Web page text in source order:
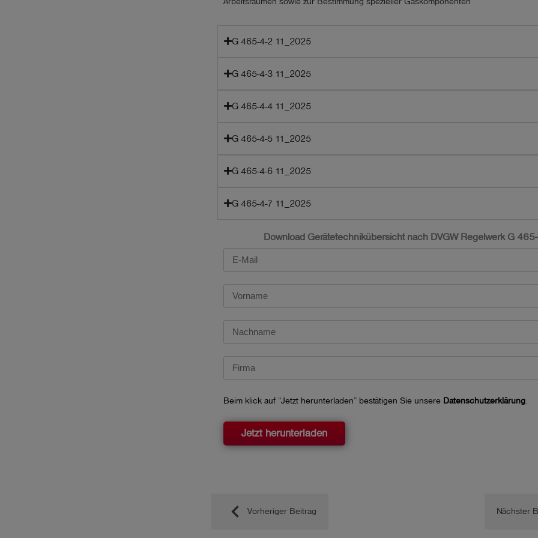
G 465-4-2 11_2025
G 465-4-3 11_2025
G 465-4-4 11_2025
G 465-4-5 11_2025
G 465-4-6 11_2025
G 465-4-7 11_2025
Download Gerätetechnikübersicht nach DVGW Regelwerk G
Beim klick auf “Jetzt herunterladen” bestätigen Sie unsere Datenschutzerklärung
Jetzt herunterladen
keyboard_arrow_left Vorheriger Beitrag Nächster